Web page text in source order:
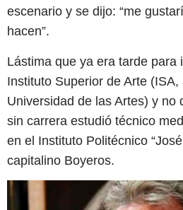
escenario y se dijo: “me
hacen”.
Lástima que ya era tarde para
Instituto Superior de Arte
Universidad de las Artes) y no
sin carrera estudió técnico
en el Instituto Politécnico
capitalino Boyeros.